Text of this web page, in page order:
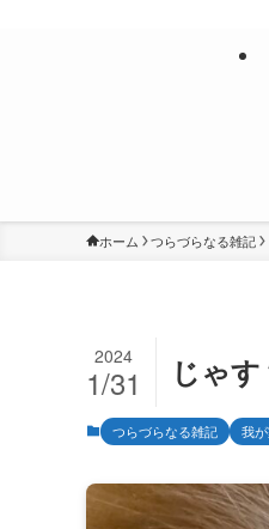
ホーム つらづらなる雑記
じゃ
2024
1/31
つらづらなる雑記 我